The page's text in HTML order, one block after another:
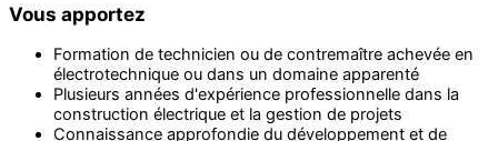
Vous apportez
Formation de technicien ou de contremaître achevée en
électrotechnique ou dans un domaine apparenté
Plusieurs années d'expérience professionnelle dans la
construction électrique et la gestion de projets
Connaissance approfondie du développement et de